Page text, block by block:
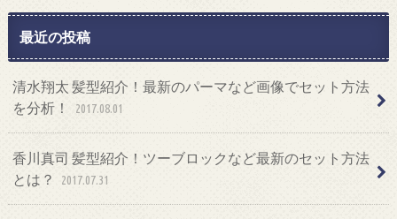
最近の投稿
清水翔太 髪型紹介！最新のパーマなど画像でセット方法
を分析！
2017.08.01
香川真司 髪型紹介！ツーブロックなど最新のセット方法
とは？
2017.07.31